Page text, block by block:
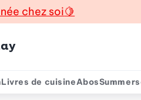
chez soi🍋
Livres de cuisineAbos